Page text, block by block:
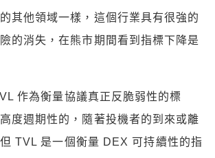
其他領域一樣，這個行業具有很強的
的消失，在熊市期間看到指標下降是
作為衡量協議真正反脆弱性的標
度週期性的，隨著投機者的到來或離
TVL 是一個衡量 DEX 可持續性的指